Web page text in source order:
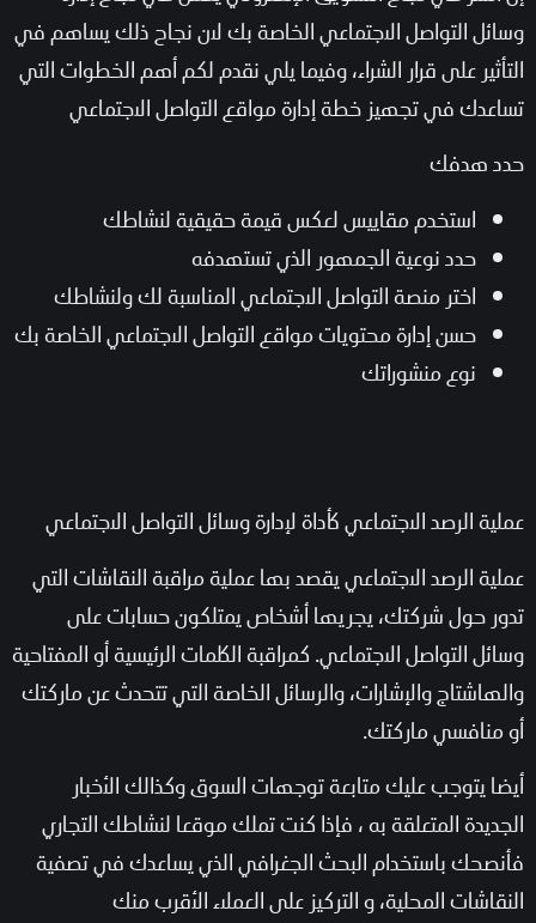
وسائل التواصل الاجتماعي الخاصة بك لان نجاح ذلك يساهم في
التأثير على قرار الشراء، وفيما يلي نقدم لكم أهم الخطوات التي
تساعدك في تجهيز خطة إدارة مواقع التواصل الاجتماعي
حدد هدفك
استخدم مقاييس لعكس قيمة حقيقية لنشاطك
حدد نوعية الجمهور الذي تستهدفه
اختر منصة التواصل الاجتماعي المناسبة لك ولنشاطك
حسن إدارة محتويات مواقع التواصل الاجتماعي الخاصة بك
نوع منشوراتك
عملية الرصد الاجتماعي كأداة لإدارة وسائل التواصل الاجتماعي
عملية الرصد الاجتماعي يقصد بها عملية مراقبة النقاشات التي
تدور حول شركتك، يجريها أشخاص يمتلكون حسابات على
وسائل التواصل الاجتماعي. كمراقبة الكلمات الرئيسية أو المفتاحية
والهاشتاج والإشارات، والرسائل الخاصة التي تتحدث عن ماركتك
أو منافسي ماركتك.
أيضا يتوجب عليك متابعة توجهات السوق وكذالك الأخبار
الجديدة المتعلقة به ، فإذا كنت تملك موقعا لنشاطك التجاري
فأنصحك باستخدام البحث الجغرافي الذي يساعدك في تصفية
النقاشات المحلية، و التركيز على العملاء الأقرب منك